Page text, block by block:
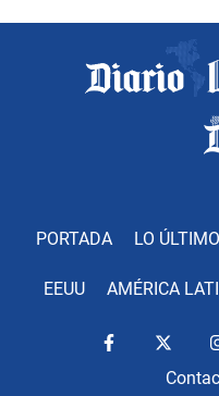
PORTADA LO ÚLTIMO
EEUU AMÉRICA